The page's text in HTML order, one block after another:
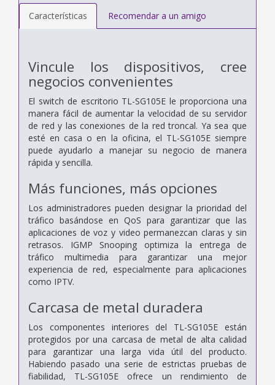
Características Recomendar a un amigo
Vincule los dispositivos, cree
negocios convenientes
El switch de escritorio TL-SG105E le proporciona una
manera fácil de aumentar la velocidad de su servidor
de red y las conexiones de la red troncal. Ya sea que
esté en casa o en la oficina, el TL-SG105E siempre
puede ayudarlo a manejar su negocio de manera
rápida y sencilla.
Más funciones, más opciones
Los administradores pueden designar la prioridad del
tráfico basándose en QoS para garantizar que las
aplicaciones de voz y video permanezcan claras y sin
retrasos. IGMP Snooping optimiza la entrega de
tráfico multimedia para garantizar una mejor
experiencia de red, especialmente para aplicaciones
como IPTV.
Carcasa de metal duradera
Los componentes interiores del TL-SG105E están
protegidos por una carcasa de metal de alta calidad
para garantizar una larga vida útil del producto.
Habiendo pasado una serie de estrictas pruebas de
fiabilidad, TL-SG105E ofrece un rendimiento de